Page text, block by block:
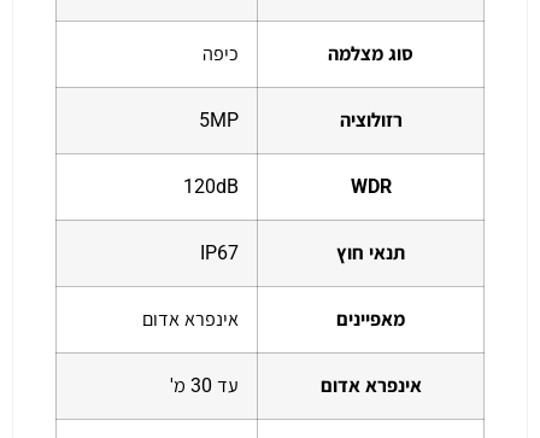
סוג מצלמה כיפה
רזולוציה 5MP
WDR
120dB
תנאי חוץ IP67
מאפיינים אינפרא אדום
אינפרא אדום עד 30 מ'